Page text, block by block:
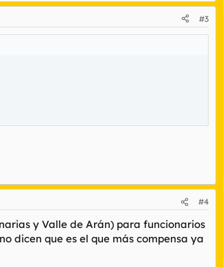
#3
#4
y Valle de Arán) para funcionarios
dicen que es el que más compensa ya